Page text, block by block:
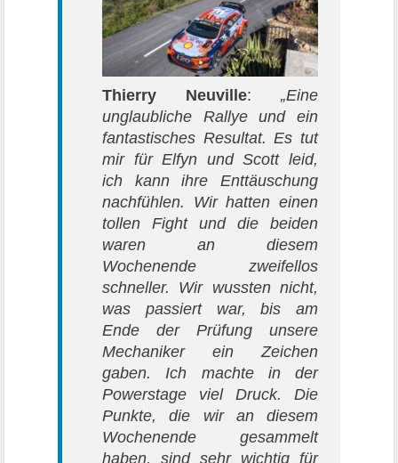
Thierry Neuville: „Eine
unglaubliche Rallye und ein
fantastisches Resultat. Es tut
mir für Elfyn und Scott leid,
ich kann ihre Enttäuschung
nachfühlen. Wir hatten einen
tollen Fight und die beiden
waren an diesem
Wochenende zweifellos
schneller. Wir wussten nicht,
was passiert war, bis am
Ende der Prüfung unsere
Mechaniker ein Zeichen
gaben. Ich machte in der
Powerstage viel Druck. Die
Punkte, die wir an diesem
Wochenende gesammelt
haben, sind sehr wichtig für